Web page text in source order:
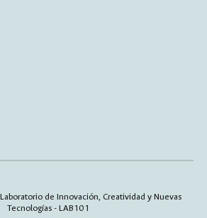
Laboratorio de Innovación, Creatividad y Nuevas
Tecnologías - LAB101